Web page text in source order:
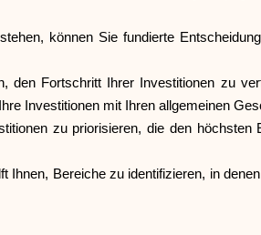
Blog
können Sie fundierte
Fortschritt Ihrer Investitionen zu
Investitionen mit Ihren allgemeinen
zu priorisieren, die den
Bereiche zu identifizieren, in